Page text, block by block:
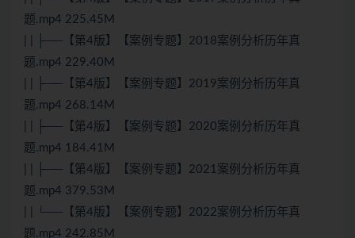
题.mp4 225.45M
| | ├──【第4版】【案例专题】2018案例分析历年真
题.mp4 229.40M
| | ├──【第4版】【案例专题】2019案例分析历年真
题.mp4 268.14M
| | ├──【第4版】【案例专题】2020案例分析历年真
题.mp4 184.41M
| | ├──【第4版】【案例专题】2021案例分析历年真
题.mp4 379.53M
| | └──【第4版】【案例专题】2022案例分析历年真
题.mp4 242.85M